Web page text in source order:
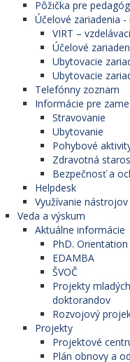
Pôžička pre
Účelové zariadenia
VIRT –
Účelové
Ubytovacie
Ubytovacie
Telefónny zoznam
Informácie pre
Stravovanie
Ubytovanie
Pohybové
Zdravotná
Bezpečnosť a
Helpdesk
Využívanie
Veda a výskum
Aktuálne informácie
PhD. Orientation
EDAMBA
ŠVOČ
Projekty
doktorandov
Rozvojový
Projekty
Projektové
Plán obnovy a